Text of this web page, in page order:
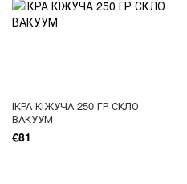
ІКРА КІЖУЧА 250 ГР СКЛО
ВАКУУМ
€81